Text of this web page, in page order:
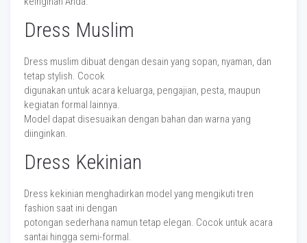
Dress Muslim
Dress muslim dibuat dengan desain yang sopan, nyaman, dan
tetap stylish. Cocok
digunakan untuk acara keluarga, pengajian, pesta, maupun
kegiatan formal lainnya.
Model dapat disesuaikan dengan bahan dan warna yang
diinginkan.
Dress Kekinian
Dress kekinian menghadirkan model yang mengikuti tren
fashion saat ini dengan
potongan sederhana namun tetap elegan. Cocok untuk acara
santai hingga semi-formal.